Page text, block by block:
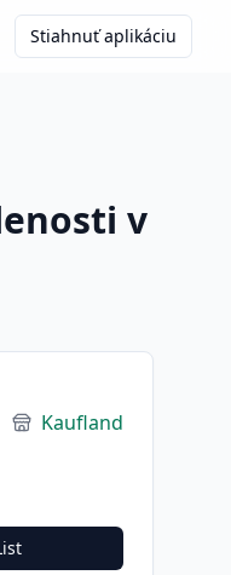
Stiahnuť aplikáciu
v
Kaufland